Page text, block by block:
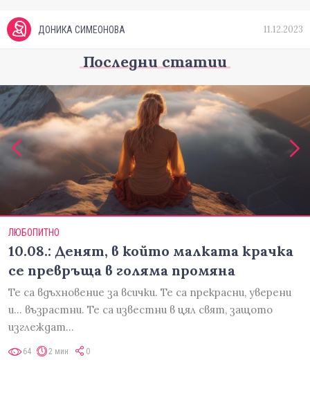
ДОНИКА СИМЕОНОВА 11.12.2023
Последни статии
ЛЮБОПИТНО
10.08.: Денят, в който малката крачка
се превръща в голяма промяна
Те са вдъхновение за всички. Те са прекрасни, уверени
и... възрастни. Те са известни в цял свят, защото
изглеждат…
64 2 мин 0